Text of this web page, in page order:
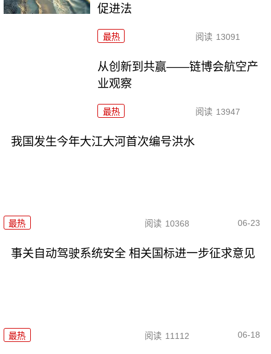
促进法
最热 阅读 13091
从创新到共赢——链博会航空产
业观察
最热 阅读 13947
我国发生今年大江大河首次编号洪水
最热 阅读 10368 06-23
事关自动驾驶系统安全 相关国标进一步征求意见
最热 阅读 11112 06-18